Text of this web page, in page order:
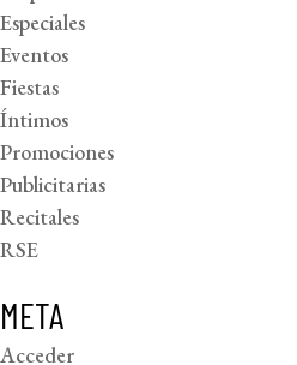
Especiales
Eventos
Fiestas
Íntimos
Promociones
Publicitarias
Recitales
RSE
META
Acceder